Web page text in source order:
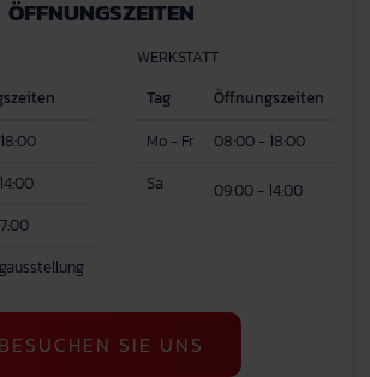
ÖFFNUNGSZEITEN
WERKSTATT
Tag
Öffnungszeiten
Mo - Fr
08:00 - 18:00
Sa
09:00 - 14:00
BESUCHEN SIE UNS